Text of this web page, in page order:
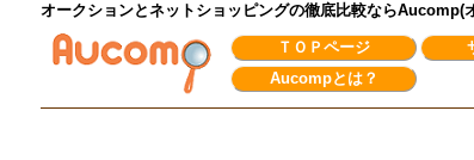
オークションとネットショッピングの徹底比較なら
ＴＯＰページ
Aucompとは？